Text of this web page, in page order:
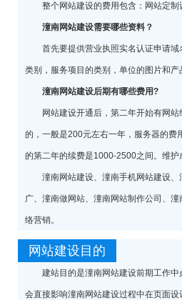
整个网站建设的费用包含：网站定制
潼南网站建设需要哪些资料？
首先要提供营业执照实名认证申请域
类别，服务项目的类别，单位的图片和
潼南网站建设后期有哪些费用?
网站建设开通后，第二年开始有网站
的，一般是200元左右一年，服务器的费
的第二年的续费是1000-2500之间。维护
潼南网站建设、潼南手机网站建设、
广、潼南做网站、潼南网站制作公司、
络营销。
网站建设目的
建站目的是潼南网站建设前期工作中
会直接影响潼南网站建设过程中在页面